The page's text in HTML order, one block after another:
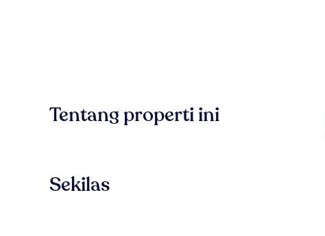
Tentang properti ini
Sekilas